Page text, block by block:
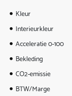
Kleur
Interieurkleur
Acceleratie 0-100
Bekleding
CO2-emissie
BTW/Marge